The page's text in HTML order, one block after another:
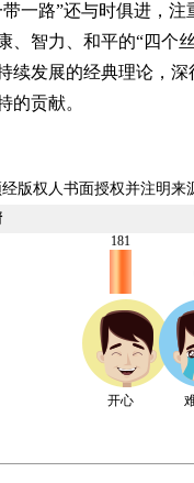
路”还与时俱进，注
、智力、和平的“四个
续发展的经典理论，
的贡献。
版权人书面授权并注明来
181
开心